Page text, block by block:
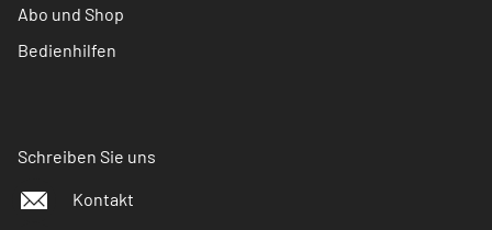
Abo und Shop
Bedienhilfen
Schreiben Sie uns
Kontakt